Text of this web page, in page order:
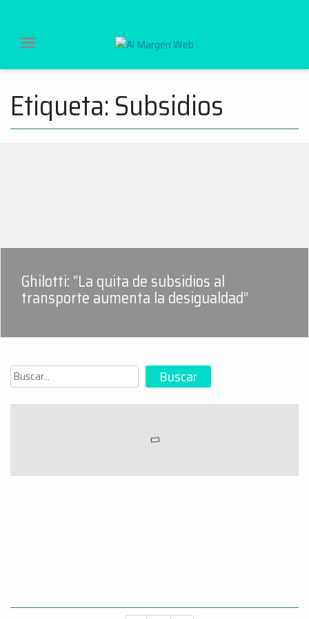
Ir
al
contenido
Etiqueta:Subsidios
Ghilotti: “La quita de subsidios al
transporte aumenta la desigualdad”
Buscar Buscar